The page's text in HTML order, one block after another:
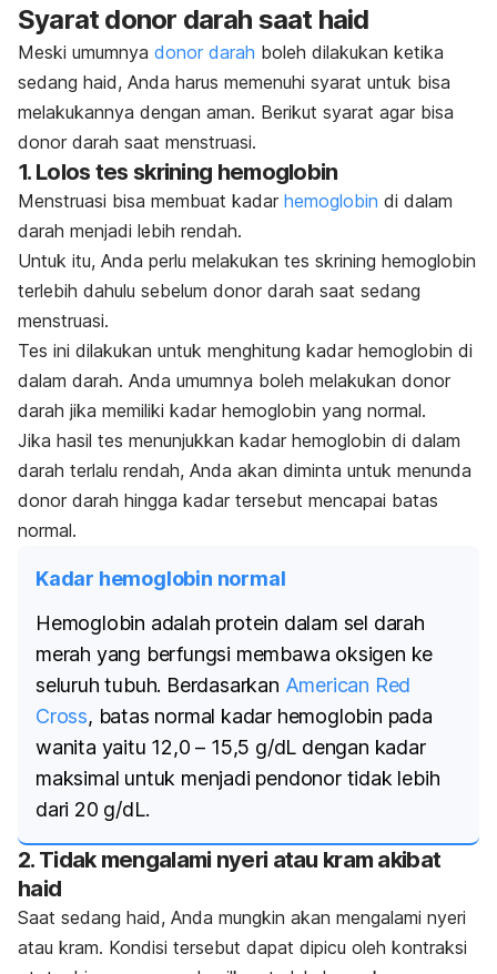
Syarat donor darah saat haid
Meski umumnya donor darah boleh dilakukan ketika
sedang haid, Anda harus memenuhi syarat untuk bisa
melakukannya dengan aman. Berikut syarat agar bisa
donor darah saat menstruasi.
1. Lolos tes skrining hemoglobin
Menstruasi bisa membuat kadar hemoglobin di dalam
darah menjadi lebih rendah.
Untuk itu, Anda perlu melakukan tes skrining hemoglobin
terlebih dahulu sebelum donor darah saat sedang
menstruasi.
Tes ini dilakukan untuk menghitung kadar hemoglobin di
dalam darah. Anda umumnya boleh melakukan donor
darah jika memiliki kadar hemoglobin yang normal.
Jika hasil tes menunjukkan kadar hemoglobin di dalam
darah terlalu rendah, Anda akan diminta untuk menunda
donor darah hingga kadar tersebut mencapai batas
normal.
Kadar hemoglobin normal
Hemoglobin adalah protein dalam sel darah
merah yang berfungsi membawa oksigen ke
seluruh tubuh. Berdasarkan American Red
Cross, batas normal kadar hemoglobin pada
wanita yaitu 12,0 – 15,5 g/dL dengan kadar
maksimal untuk menjadi pendonor tidak lebih
dari 20 g/dL.
2. Tidak mengalami nyeri atau kram akibat
haid
Saat sedang haid, Anda mungkin akan mengalami nyeri
atau kram. Kondisi tersebut dapat dipicu oleh kontraksi